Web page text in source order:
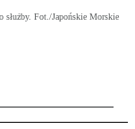
służby. Fot./Japońskie Morskie